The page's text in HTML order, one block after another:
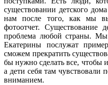
существовании детского
нам после того, как мы
фотоотчет. Существование
проблема любой страны. Мы
Екатерины послужат
сможем прекратить
бы нужно сделать все, чтобы
а дети себя там
вниманием.